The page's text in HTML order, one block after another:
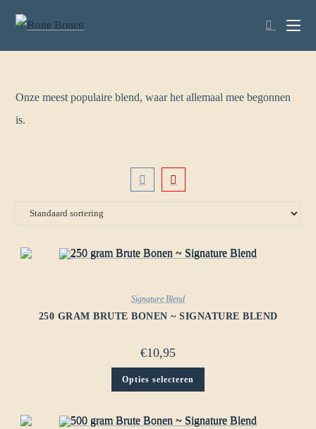
Onze meest populaire blend, waar het allemaal mee begonnen
is.
Signature Blend
250 GRAM BRUTE BONEN ~ SIGNATURE BLEND
€10,95
Opties selecteren